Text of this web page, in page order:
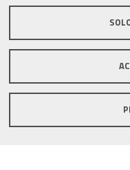
Banca D’Italia:
Mappa del sito
Area